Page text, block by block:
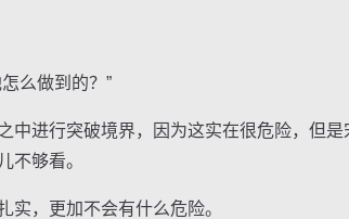
么做到的？”
进行突破境界，因为这实在很危险，但是
不够看。
，更加不会有什么危险。